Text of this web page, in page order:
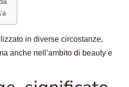
in diverse circostanze,
anche nell’ambito di beauty e